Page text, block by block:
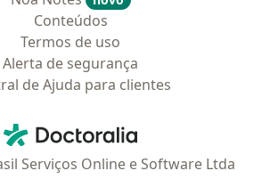
Conteúdos
Termos de uso
Alerta de segurança
de Ajuda para clientes
Doctoralia - Homepage
Serviços Online e Software Ltda